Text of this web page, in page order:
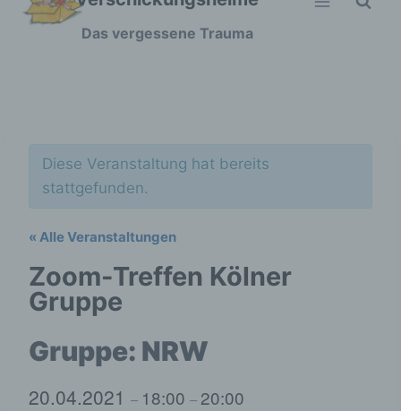
Zum
Das vergessene Trauma
Diese Veranstaltung hat bereits
stattgefunden.
« Alle Veranstaltungen
Zoom-Treffen Kölner
Gruppe
20.04.2021 – 18:00 – 20:00